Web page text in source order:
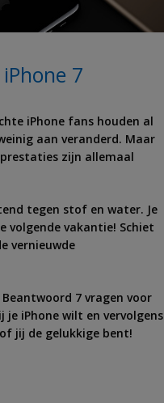
7
iPhone fans houden al
aan veranderd. Maar
zijn allemaal
tegen stof en water. Je
volgende vakantie! Schiet
vernieuwde
7 vragen voor
je iPhone wilt en vervolgens
jij de gelukkige bent!